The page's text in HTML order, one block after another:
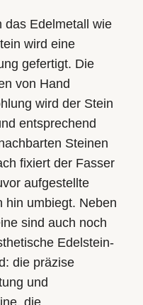
das Edelmetall wie
wird eine
gefertigt. Die
von Hand
wird der Stein
entsprechend
Steinen
fixiert der Fasser
aufgestellte
hin umbiegt. Neben
sind auch noch
Edelstein­
die präzise
und